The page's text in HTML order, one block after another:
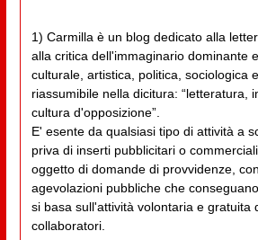
1) Carmilla è un blog dedicato alla
alla critica dell'immaginario dominante
culturale, artistica, politica, sociologica
riassumibile nella dicitura: “letteratura,
cultura d'opposizione”.
E' esente da qualsiasi tipo di attività a
priva di inserti pubblicitari o
oggetto di domande di provvidenze,
agevolazioni pubbliche che
si basa sull'attività volontaria e gratuita
collaboratori.